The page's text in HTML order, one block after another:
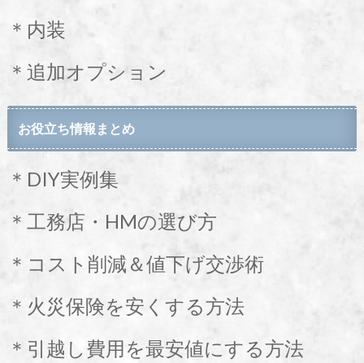
＊内装
＊追加オプション
お役立ち情報まとめ
＊DIY実例集
＊工務店・HMの選び方
＊コスト削減＆値下げ交渉術
＊火災保険を安くする方法
＊引越し費用を最安値にする方法